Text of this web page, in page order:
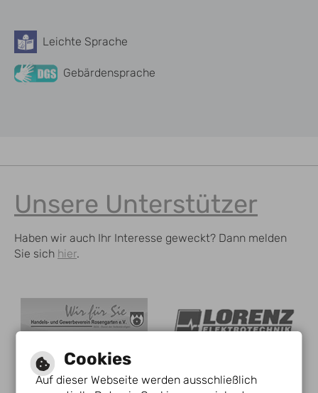
Barrierefreiheit
Leichte Sprache
Gebärdensprache
Unsere Unterstützer
Haben wir auch Ihr Interesse geweckt? Dann melden
Sie sich hier.
Cookies
Auf dieser Webseite werden ausschließlich